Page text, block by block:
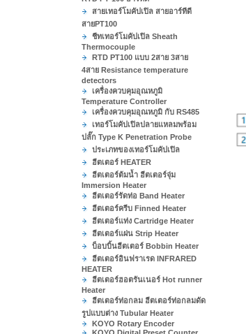
สายเทอร์โมคัปเปิล สายอาร์ทีดี
สายPT100
ชีทเทอร์โมคัปเปิล Sheath
Thermocouple
RTD PT100 แบบ 2สาย 3สาย
4สาย Resistance temperature
detectors
เครื่องควบคุมอุณหภูมิ
Temperature Controller
เครื่องควบคุมอุณหภูมิ กับ RS485
เทอร์โมคัปเปิลปลายแหลมพร้อม
ปลั๊ก Type K Penetration Probe
ประเภทของเทอร์โมคัปเปิล
ฮีตเตอร์ HEATER
ฮีตเตอร์ต้มน้ำ ฮีตเตอร์จุ่ม
Immersion Heater
ฮีตเตอร์รัดท่อ Band Heater
ฮีตเตอร์ครีบ Finned Heater
ฮีตเตอร์แท่ง Cartridge Heater
ฮีตเตอร์แผ่น Strip Heater
บ็อบบิ้นฮีตเตอร์ Bobbin Heater
ฮีตเตอร์อินฟราเรด INFRARED
HEATER
ฮีตเตอร์ฮอตรันเนอร์ Hot runner
Heater
ฮีตเตอร์ท่อกลม ฮีตเตอร์ท่อกลมดัด
รูปแบบต่าง Tubular Heater
KOYO Rotary Encoder